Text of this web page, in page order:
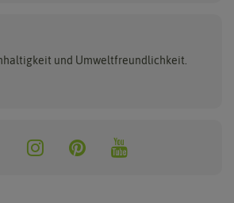
Hortitops
JUB Holland
und Umweltfreundlichkeit.